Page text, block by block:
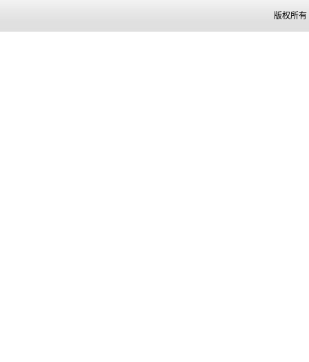
版权所